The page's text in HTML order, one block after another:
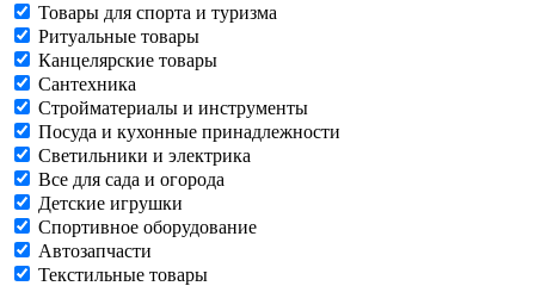
Товары для спорта и туризма
Ритуальные товары
Канцелярские товары
Сантехника
Стройматериалы и инструменты
Посуда и кухонные принадлежности
Светильники и электрика
Все для сада и огорода
Детские игрушки
Спортивное оборудование
Автозапчасти
Текстильные товары